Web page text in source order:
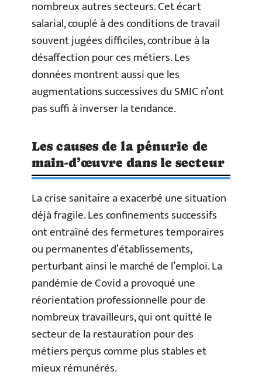
nombreux autres secteurs. Cet écart
salarial, couplé à des conditions de travail
souvent jugées difficiles, contribue à la
désaffection pour ces métiers. Les
données montrent aussi que les
augmentations successives du SMIC n’ont
pas suffi à inverser la tendance.
Les causes de la pénurie de
main-d’œuvre dans le secteur
La crise sanitaire a exacerbé une situation
déjà fragile. Les confinements successifs
ont entraîné des fermetures temporaires
ou permanentes d’établissements,
perturbant ainsi le marché de l’emploi. La
pandémie de Covid a provoqué une
réorientation professionnelle pour de
nombreux travailleurs, qui ont quitté le
secteur de la restauration pour des
métiers perçus comme plus stables et
mieux rémunérés.